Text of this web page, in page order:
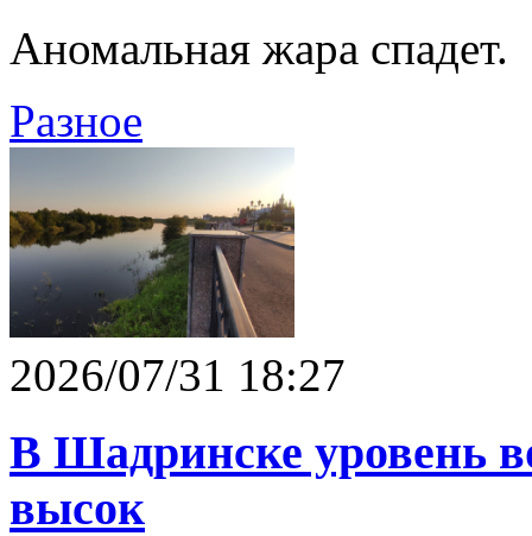
Аномальная жара спадет.
Разное
2026/07/31 18:27
В Шадринске уровень
высок